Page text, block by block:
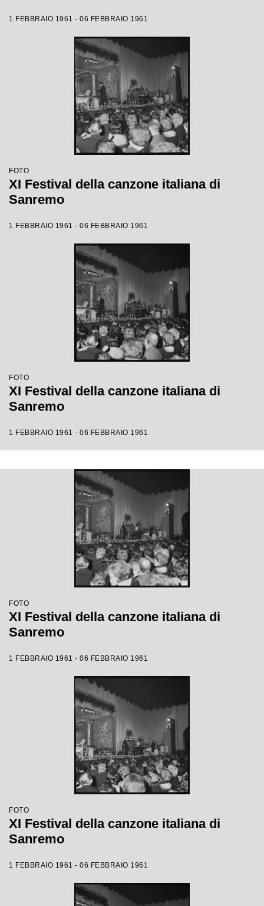
1 FEBBRAIO 1961 - 06 FEBBRAIO 1961
FOTO
XI Festival della canzone italiana di
Sanremo
1 FEBBRAIO 1961 - 06 FEBBRAIO 1961
FOTO
XI Festival della canzone italiana di
Sanremo
1 FEBBRAIO 1961 - 06 FEBBRAIO 1961
FOTO
XI Festival della canzone italiana di
Sanremo
1 FEBBRAIO 1961 - 06 FEBBRAIO 1961
FOTO
XI Festival della canzone italiana di
Sanremo
1 FEBBRAIO 1961 - 06 FEBBRAIO 1961